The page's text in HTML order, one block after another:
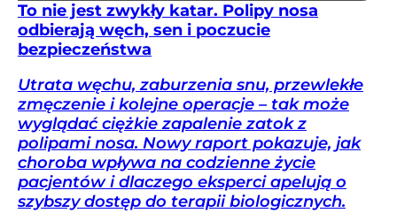
To nie jest zwykły katar. Polipy nosa
odbierają węch, sen i poczucie
bezpieczeństwa
Utrata węchu, zaburzenia snu, przewlekłe
zmęczenie i kolejne operacje – tak może
wyglądać ciężkie zapalenie zatok z
polipami nosa. Nowy raport pokazuje, jak
choroba wpływa na codzienne życie
pacjentów i dlaczego eksperci apelują o
szybszy dostęp do terapii biologicznych.